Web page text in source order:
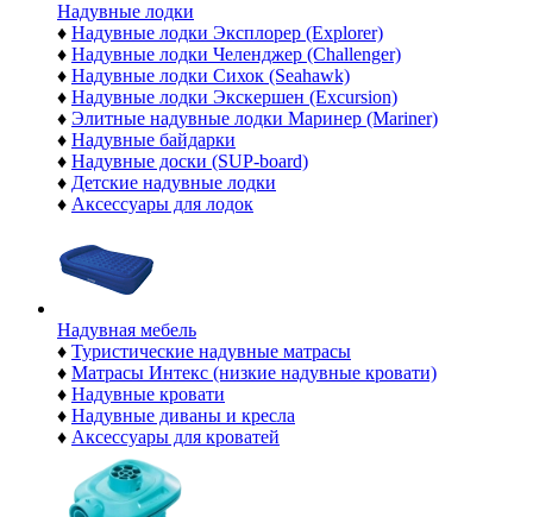
Надувные лодки
♦ Надувные лодки Эксплорер (Explorer)
♦ Надувные лодки Челенджер (Challenger)
♦ Надувные лодки Сихок (Seahawk)
♦ Надувные лодки Экскершен (Excursion)
♦ Элитные надувные лодки Маринер (Mariner)
♦ Надувные байдарки
♦ Надувные доски (SUP-board)
♦ Детские надувные лодки
♦ Аксессуары для лодок
Надувная мебель
♦ Туристические надувные матрасы
♦ Матрасы Интекс (низкие надувные кровати)
♦ Надувные кровати
♦ Надувные диваны и кресла
♦ Аксессуары для кроватей